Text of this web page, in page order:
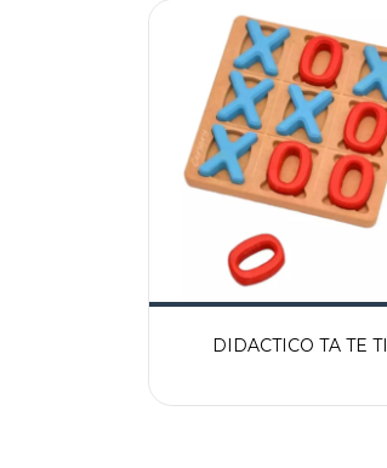
DIDACTICO TA TE TI